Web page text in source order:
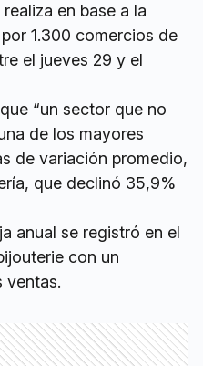
en base a la
1.300 comercios de
el jueves 29 y el
“un sector que no
de los mayores
de variación promedio,
que declinó 35,9%
anual se registró en el
con un
ventas.